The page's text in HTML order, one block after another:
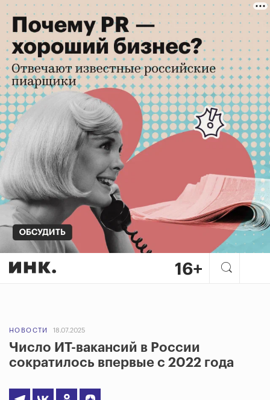
НОВОСТИ 18.07.2025
Число ИТ-вакансий в России
сократилось впервые с 2022 года